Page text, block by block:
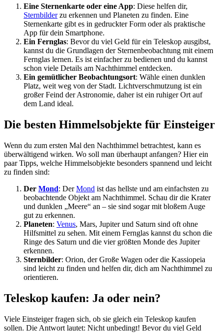
Eine Sternenkarte oder eine App: Diese helfen dir,
Sternbilderzu erkennen und Planeten zu finden. Eine
Sternenkarte gibt es in gedruckter Form oder als praktische
App für dein Smartphone.
Ein Fernglas: Bevor du viel Geld für ein Teleskop ausgibst,
kannst du die Grundlagen der Sternenbeobachtung mit einem
Fernglas lernen. Es ist einfacher zu bedienen und du kannst
schon viele Details am Nachthimmel entdecken.
Ein gemütlicher Beobachtungsort: Wähle einen dunklen
Platz, weit weg von der Stadt. Lichtverschmutzung ist ein
großer Feind der Astronomie, daher ist ein ruhiger Ort auf
dem Land ideal.
Die besten Himmelsobjekte für Einsteiger
Wenn du zum ersten Mal den Nachthimmel betrachtest, kann es
überwältigend wirken. Wo soll man überhaupt anfangen? Hier ein
paar Tipps, welche Himmelsobjekte besonders spannend und leicht
zu finden sind:
Der Mond: DerMond ist das hellste und am einfachsten zu
beobachtende Objekt am Nachthimmel. Schau dir die Krater
und dunklen „Meere“ an – sie sind sogar mit bloßem Auge
gut zu erkennen.
Planeten: Venus, Mars, Jupiter und Saturn sind oft ohne
Hilfsmittel zu sehen. Mit einem Fernglas kannst du schon die
Ringe des Saturn und die vier größten Monde des Jupiter
erkennen.
Sternbilder: Orion, der Große Wagen oder die Kassiopeia
sind leicht zu finden und helfen dir, dich am Nachthimmel zu
orientieren.
Teleskop kaufen: Ja oder nein?
Viele Einsteiger fragen sich, ob sie gleich ein Teleskop kaufen
sollen. Die Antwort lautet: Nicht unbedingt! Bevor du viel Geld